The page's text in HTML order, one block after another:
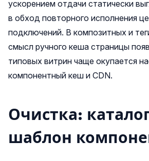
ускорением отдачи статически
в обход повторного исполнения
подключений. В композитных и
смысл ручного кеша страницы
типовых витрин чаще окупается
компонентный кеш и CDN.
Очистка:
шаблон